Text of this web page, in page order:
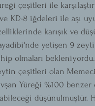
çeşitleri ile
KD-8 iğdeleri ile aşı
karışık ve
yetişen 9
olmaları
çeşitleri olan
Yüreği %100
düşünülmüştür.